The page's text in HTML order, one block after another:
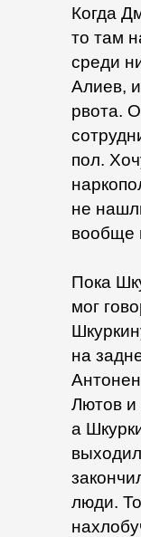
Когда
то там
среди
Алиев,
рвота.
пол.
не
вообще
Пока
мог
на
Лютов и
а
люди.